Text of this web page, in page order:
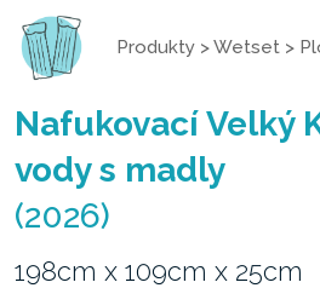
Produkty >Wetset >
Nafukovací Velký
vody s madly
(2026)
198cm x 109cm x 25cm